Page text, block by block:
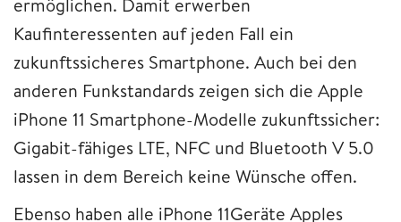
ermöglichen. Damit erwerben
Kaufinteressenten auf jeden Fall ein
zukunftssicheres Smartphone. Auch bei den
anderen Funkstandards zeigen sich die Apple
iPhone 11 Smartphone-Modelle zukunftssicher:
Gigabit-fähiges LTE, NFC und Bluetooth V 5.0
lassen in dem Bereich keine Wünsche offen.
Ebenso haben alle iPhone 11Geräte Apples